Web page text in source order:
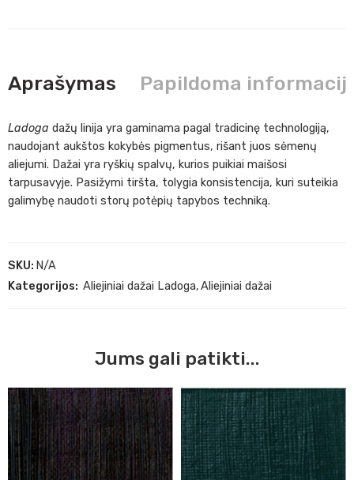
Aprašymas Papildoma
Ladoga dažų linija yra gaminama pagal tradicinę technologiją,
naudojant aukštos kokybės pigmentus, rišant juos sėmenų
aliejumi. Dažai yra ryškių spalvų, kurios puikiai maišosi
tarpusavyje. Pasižymi tiršta, tolygia konsistencija, kuri suteikia
galimybę naudoti storų potėpių tapybos techniką.
SKU: N/A
Kategorijos: Aliejiniai dažai Ladoga,Aliejiniai dažai
Jums gali patikti...